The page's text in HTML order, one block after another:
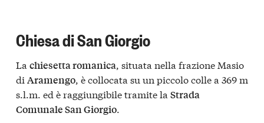
Chiesa di San Giorgio
La chiesetta romanica, situata nella frazione Masio
di Aramengo, è collocata su un piccolo colle a 369 m
s.l.m. ed è raggiungibile tramite la Strada
Comunale San Giorgio.